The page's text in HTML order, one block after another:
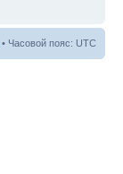
• Часовой пояс: UTC